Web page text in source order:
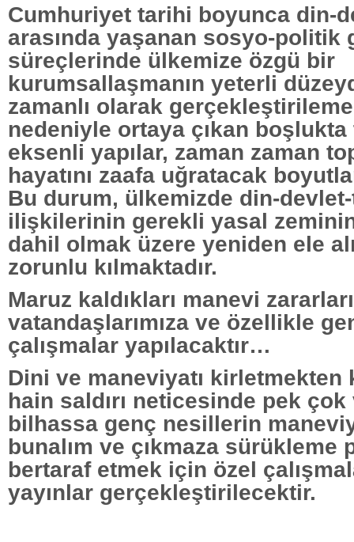
Cumhuriyet tarihi boyunca din-
arasında yaşanan sosyo-politik
süreçlerinde ülkemize özgü bir
kurumsallaşmanın yeterli
zamanlı olarak
nedeniyle ortaya çıkan
eksenli yapılar, zaman zaman
hayatını zaafa uğratacak
Bu durum, ülkemizde din-
ilişkilerinin gerekli yasal
dahil olmak üzere yeniden ele
zorunlu kılmaktadır.
Maruz kaldıkları manevi
vatandaşlarımıza ve özellikle
çalışmalar yapılacaktır…
Dini ve maneviyatı kirletmekten
hain saldırı neticesinde pek çok
bilhassa genç nesillerin
bunalım ve çıkmaza sürükleme
bertaraf etmek için özel
yayınlar gerçekleştirilecektir.